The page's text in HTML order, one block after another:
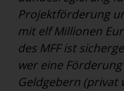
Projektförderung
mit elf Millionen
des MFF ist
wer eine
Geldgebern (privat